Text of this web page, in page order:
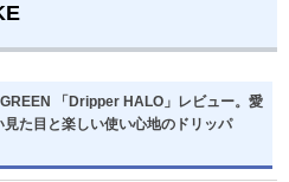
「Dripper HALO」レビュー。愛
見た目と楽しい使い心地のドリッパ